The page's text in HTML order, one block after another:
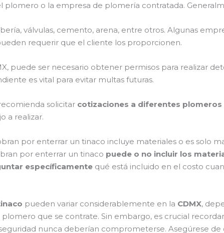
plomero o la empresa de plomería contratada.
válvulas, cemento, arena, entre otros. Algunas
requerir que el cliente los proporcionen.
puede ser necesario obtener permisos para realizar
es vital para evitar multas futuras.
solicitar cotizaciones a diferentes
a realizar.
por enterrar un tinaco incluye materiales o es solo
por enterrar un tinaco puede o no incluir los
específicamente qué está incluido en el costo
pueden variar considerablemente en la CDMX,
que se contrate. Sin embargo, es crucial
nunca deberían comprometerse. Asegúrese de